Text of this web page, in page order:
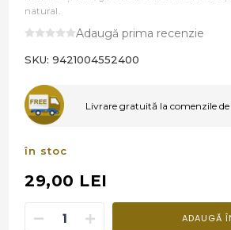
natural.
Adaugă prima recenzie
SKU: 9421004552400
Livrare gratuită la comenzile de
în stoc
29,00 LEI
ADAUGĂ